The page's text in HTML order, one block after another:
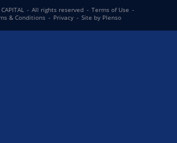
- All rights reserved - Terms of Use -
& Conditions - Privacy - Site by Plenso